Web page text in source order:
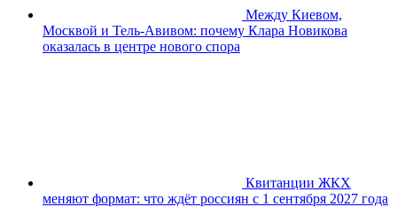
Между Киевом,
Москвой и Тель-Авивом: почему Клара Новикова
оказалась в центре нового спора
Квитанции ЖКХ
меняют формат: что ждёт россиян с 1 сентября 2027 года